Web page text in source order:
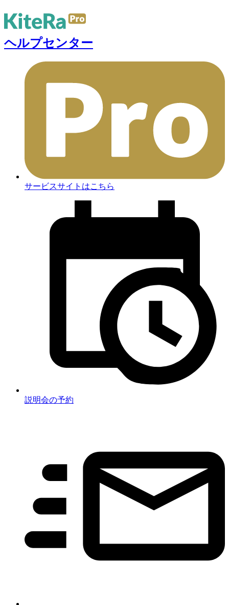
ヘルプセンター
サービスサイトはこちら
説明会の予約